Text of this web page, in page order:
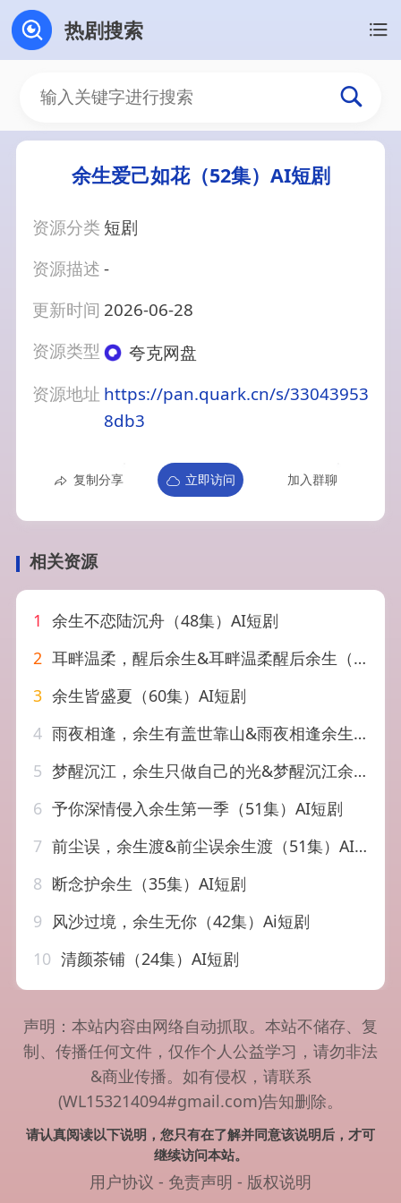
热剧搜索
余生爱己如花（52集）AI短剧
资源分类 短剧
资源描述-
更新时间 2026-06-28
资源类型
夸克网盘
资源地址 https://pan.quark.cn/s/33043953
8db3
复制分享 立即访问 加入群聊
相关资源
1 余生不恋陆沉舟（48集）AI短剧
2 耳畔温柔，醒后余生&耳畔温柔醒后余生（45集）AI短剧
3 余生皆盛夏（60集）AI短剧
4 雨夜相逢，余生有盖世靠山&雨夜相逢余生有盖世靠山（44集）AI短剧
5 梦醒沉江，余生只做自己的光&梦醒沉江余生只做自己的光（60集）AI短剧
6 予你深情侵入余生第一季（51集）AI短剧
7 前尘误，余生渡&前尘误余生渡（51集）AI短剧
8 断念护余生（35集）AI短剧
9 风沙过境，余生无你（42集）Ai短剧
10 清颜茶铺（24集）AI短剧
声明：本站内容由网络自动抓取。本站不储存、复
制、传播任何文件，仅作个人公益学习，请勿非法
&商业传播。如有侵权，请联系
(WL153214094#gmail.com)告知删除。
请认真阅读以下说明，您只有在了解并同意该说明后，才可
继续访问本站。
用户协议 - 免责声明 - 版权说明